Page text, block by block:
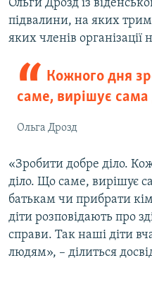
Ольги Дрозд із
підвалини, на яких
яких членів організації
Кожного дня
саме, вирішує
Ольга Дрозд
«Зробити добре діло.
діло. Що саме, вирішує
батькам чи прибрати
діти розповідають про
справи. Так наші діти
людям», – ділиться